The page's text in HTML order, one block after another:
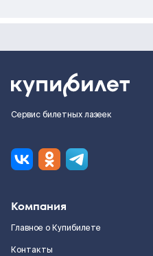
Сервис билетных лазеек
Компания
Главное о Купибилете
Контакты